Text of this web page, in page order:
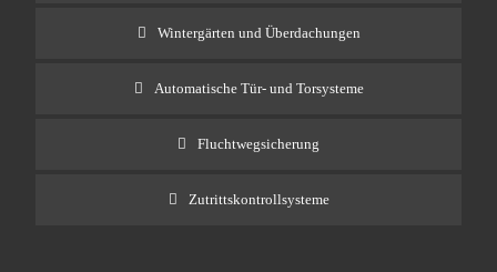
Wintergärten und Überdachungen
Automatische Tür- und Torsysteme
Fluchtwegsicherung
Zutrittskontrollsysteme